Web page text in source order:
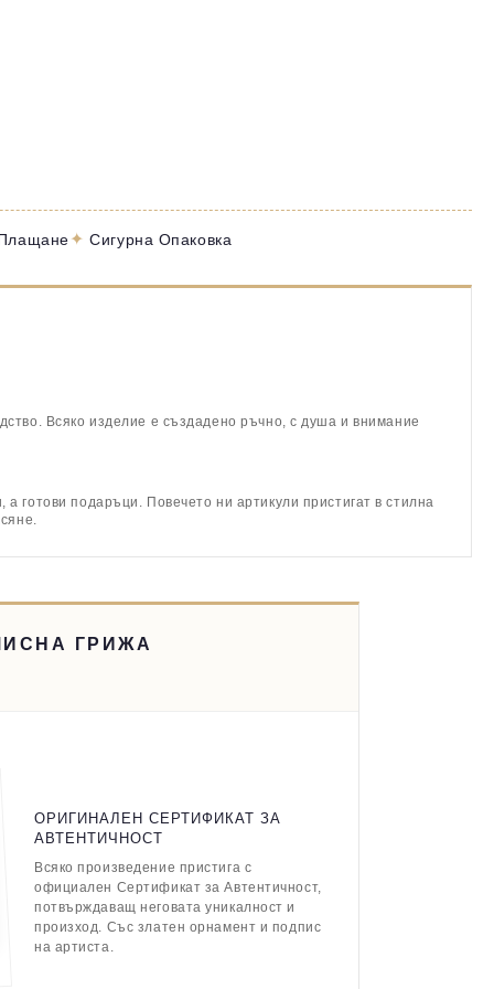
✦ Сигурна Опаковка
Всяко изделие е създадено ръчно, с душа и внимание
готови подаръци. Повечето ни артикули пристигат в стилна
ГРИЖА
ОРИГИНАЛЕН СЕРТИФИКАТ ЗА
АВТЕНТИЧНОСТ
Всяко произведение пристига с
официален Сертификат за Автентичност,
потвърждаващ неговата уникалност и
произход. Със златен орнамент и подпис
на артиста.